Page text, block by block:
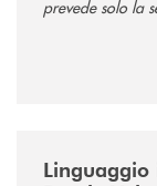
prevede solo la
Linguaggio